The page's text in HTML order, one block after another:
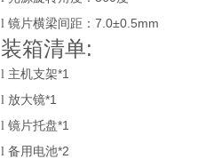
l 镜片横梁间距： 7.0±0.5mm
装箱清单:
l 主机支架*1
l 放大镜*1
l 镜片托盘*1
l 备用电池*2